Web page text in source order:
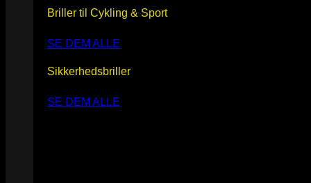
Briller til Cykling & Sport
SE DEM ALLE
Sikkerhedsbriller
SE DEM ALLE